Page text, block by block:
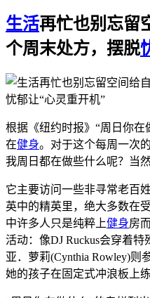
生活再忙也别忘留
个周末处方，摆脱
根据《纽约时报》“周日你
在健身。对于这个每周一次
我周日都在做些什么呢？当
它主要访问一些非寻常老百
英中的精英里，绝大多数在
中许多人只是纯粹上健身房
活动：像DJ Ruckus会穿着
亚．萝莉(Cynthia Rowley)则
她的孩子在固定式冲浪板上练